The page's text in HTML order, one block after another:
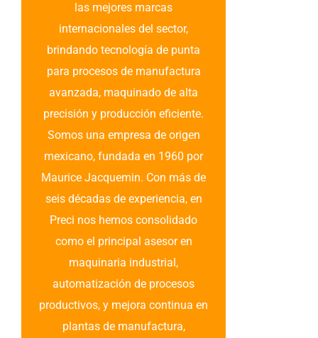
las mejores marcas
internacionales del sector,
brindando tecnología de punta
para procesos de manufactura
avanzada, maquinado de alta
precisión y producción eficiente.
Somos una empresa de origen
mexicano, fundada en 1960 por
Maurice Jacquemin. Con más de
seis décadas de experiencia, en
Preci nos hemos consolidado
como el principal asesor en
maquinaria industrial,
automatización de procesos
productivos, y mejora continua en
plantas de manufactura,